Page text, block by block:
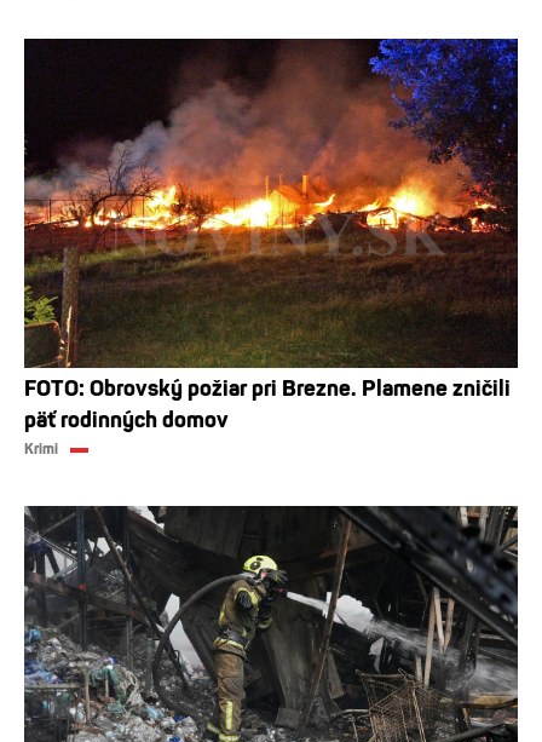
FOTO: Obrovský požiar pri Brezne. Plamene zničili
päť rodinných domov
Krimi